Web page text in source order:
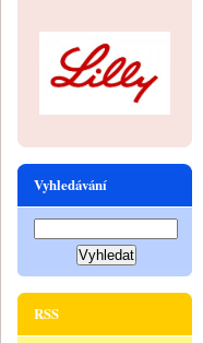
Vyhledávání
RSS